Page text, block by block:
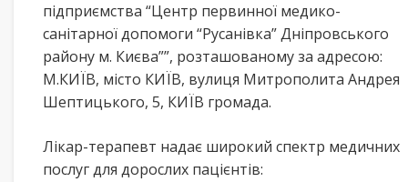
підприємства “Центр первинної медико-
санітарної допомоги “Русанівка” Дніпровського
району м. Києва””, розташованому за адресою:
М.КИЇВ, місто КИЇВ, вулиця Митрополита Андрея
Шептицького, 5, КИЇВ громада.
Лікар-терапевт надає широкий спектр медичних
послуг для дорослих пацієнтів: